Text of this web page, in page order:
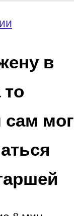
в
сам мог